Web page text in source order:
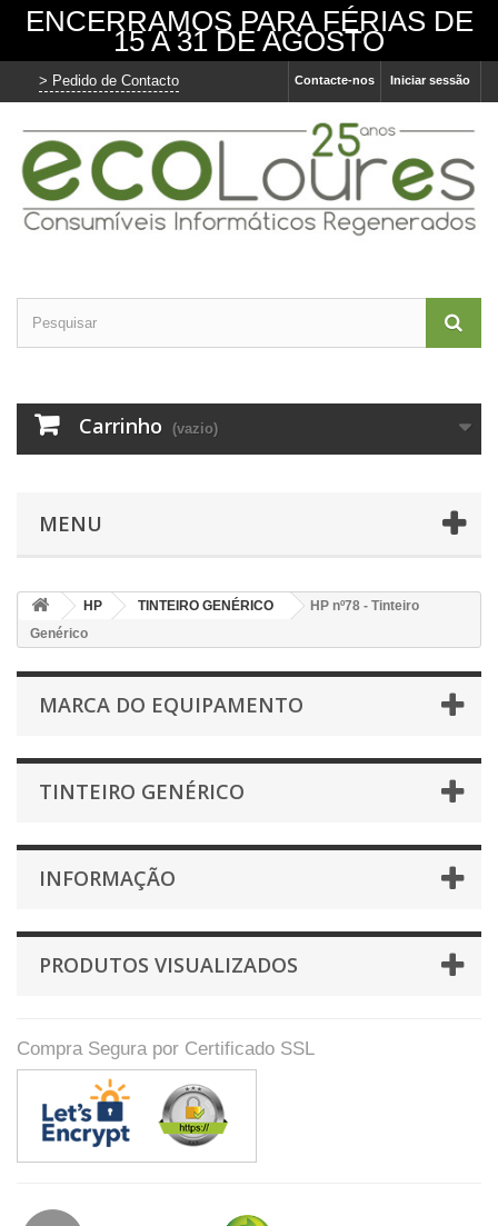
O nosso site usa cookies
Utilizamos cookies e outras tecnologias de
medição para melhorar a sua experiência de
navegação no nosso site, de forma a
mostrar conteúdo personalizado, anúncios
Alterar as minhas preferências
ENCERRAMOS PARA FÉRIAS DE
15 A 31 DE AGOSTO
Iniciar sessão
Contacte-nos
> Pedido de Contacto
Carrinho (vazio)
MENU
HP TINTEIRO GENÉRICO
HP nº78 - Tinteiro
Genérico
MARCA DO EQUIPAMENTO
TINTEIRO GENÉRICO
INFORMAÇÃO
PRODUTOS VISUALIZADOS
Compra Segura por Certificado SSL